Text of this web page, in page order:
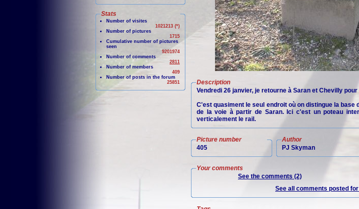
Stats
Number of visites
1021213 (*)
Number of pictures
1715
Cumulative number of pictures
seen
9201974
Number of comments
2811
Number of members
409
Number of posts in the forum
25851
Description
Vendredi 26 janvier, je retourne à Saran et Chevilly
C'est quasiment le seul endroit où on distingue la
de la voie à partir de Saran. Ici c'est un poteau
verticalement le rail.
Picture number
405
Author
PJ Skyman
Your comments
See the comments (2)
See all comments posted